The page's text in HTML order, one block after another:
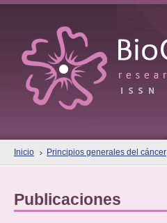
Inicio Principios generales del cáncer
Publicaciones